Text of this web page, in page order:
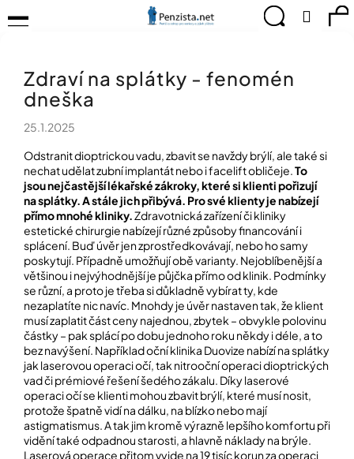
na
TIPY
PRO
ZDRAVÍ
CVIČÍME
PRO
RADOST
OBJEVUJTE
TVOŘTE
NÁMI
CHYTRÝ
PRŮVODCE
MODERNÍM
SVĚTEM
POZNEJTE
ZAŽIJTE,
CO
SE
PRÁVĚ
DĚJE
Hledat
Menu
Zdraví na splátky - fenomén
dneška
25.1.2025
Odstranit dioptrickou vadu, zbavit se navždy brýlí, ale také si
nechat udělat zubní implantát nebo i facelift obličeje.To
jsou nejčastější lékařské zákroky, které si klienti pořizují
na splátky. A stále jich přibývá. Pro své klienty je nabízejí
přímo mnohé kliniky.Zdravotnická zařízení či kliniky
estetické chirurgie nabízejí různé způsoby financování i
splácení. Buď úvěr jen zprostředkovávají, nebo ho samy
poskytují. Případně umožňují obě varianty. Nejoblíbenější a
většinou i nejvýhodnější je půjčka přímo od klinik. Podmínky
se různí, a proto je třeba si důkladně vybírat ty, kde
nezaplatíte nic navíc. Mnohdy je úvěr nastaven tak, že klient
musí zaplatit část ceny najednou, zbytek – obvykle polovinu
částky – pak splácí po dobu jednoho roku někdy i déle, a to
bez navýšení. Například oční klinika Duovize nabízí na splátky
jak laserovou operaci očí, tak nitrooční operaci dioptrických
vad či prémiové řešení šedého zákalu. Díky laserové
operaci očí se klienti mohou zbavit brýlí, které musí nosit,
protože špatně vidí na dálku, na blízko nebo mají
astigmatismus. A tak jim kromě výrazně lepšího komfortu při
vidění také odpadnou starosti, a hlavně náklady na brýle.
Laserová operace přitom vyjde na 19 tisíc korun za operaci
o
C
o
o
e
b
u
e
e
n
a
?